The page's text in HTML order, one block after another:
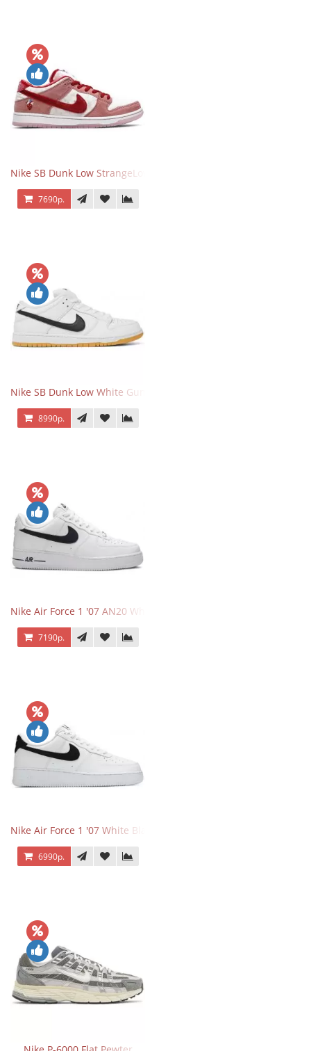
Nike SB Dunk Low StrangeLove Valentine's Day
7690р.
Nike SB Dunk Low White Gum
8990р.
Nike Air Force 1 '07 AN20 White Black
7190р.
Nike Air Force 1 '07 White Black
6990р.